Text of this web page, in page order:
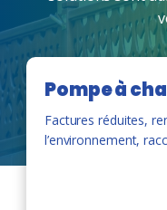
Pompe à
Factures réduites,
l’environnement,